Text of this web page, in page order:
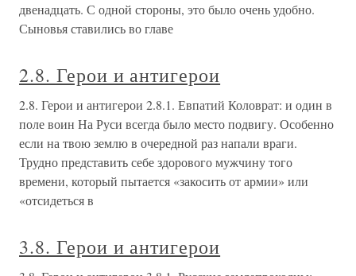
двенадцать. С одной стороны, это было очень удобно.
Сыновья ставились во главе
2.8. Герои и антигерои
2.8. Герои и антигерои 2.8.1. Евпатий Коловрат: и один в
поле воин На Руси всегда было место подвигу. Особенно
если на твою землю в очередной раз напали враги.
Трудно представить себе здорового мужчину того
времени, который пытается «закосить от армии» или
«отсидеться в
3.8. Герои и антигерои